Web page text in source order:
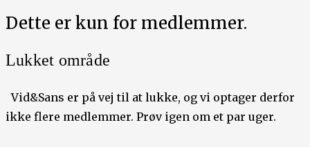
Dette er kun for medlemmer.
Lukket område
Vid&Sans er på vej til at lukke, og vi optager derfor
ikke flere medlemmer. Prøv igen om et par uger.